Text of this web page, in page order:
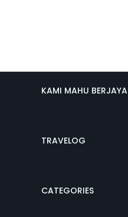
KAMI MAHU BERJAYA
TRAVELOG
CATEGORIES